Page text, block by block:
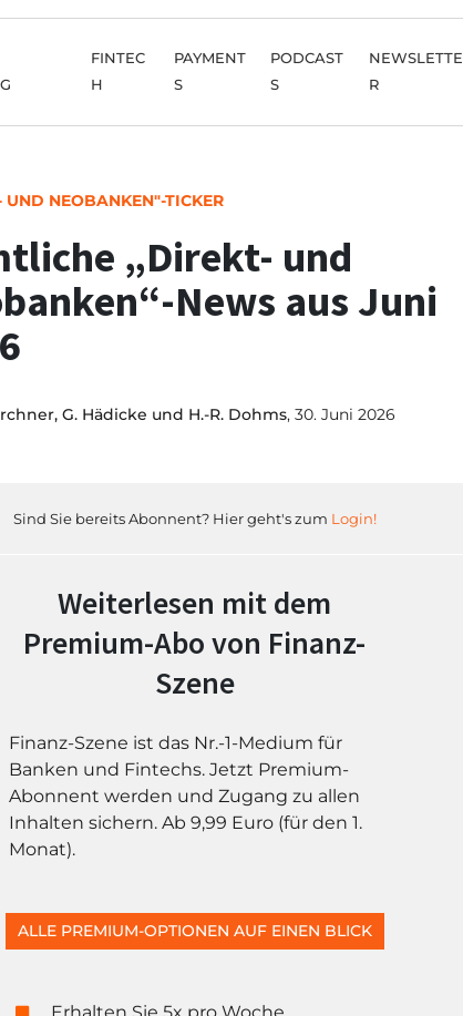
FINTEC
H
PAYMENT
S
PODCAST
S
NEWSLETTE
R
UND NEOBANKEN"-TICKER
„Direkt- und
News aus Juni
G. Hädicke und H.-R. Dohms, 30. Juni 2026
Sind Sie bereits Abonnent? Hier geht's zum Login!
Weiterlesen mit dem
Premium-Abo von Finanz-
Szene
Finanz-Szene ist das Nr.-1-Medium für
Banken und Fintechs. Jetzt Premium-
Abonnent werden und Zugang zu allen
Inhalten sichern. Ab 9,99 Euro (für den 1.
Monat).
ALLE PREMIUM-OPTIONEN AUF EINEN BLICK